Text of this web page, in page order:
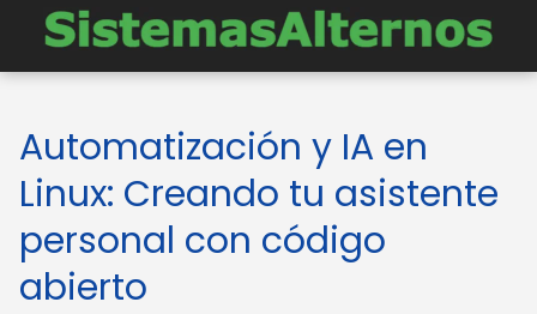
Automatización y IA en
Linux: Creando tu asistente
personal con código
abierto